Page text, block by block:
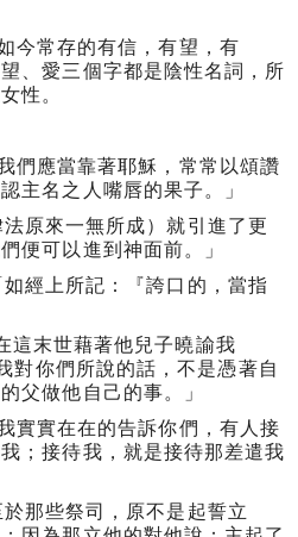
今常存的有信，有望，有
、愛三個字都是陰性名詞，所
性。
我們應當靠著耶穌，常常以頌讚
主名之人嘴唇的果子。」
法原來一無所成）就引進了更
便可以進到神面前。」
如經上所記：『誇口的，當指
這末世藉著他兒子曉諭我
我對你們所說的話，不是憑著自
父做他自己的事。」
我實實在在的告訴你們，有人接
；接待我，就是接待那差遣我
於那些祭司，原不是起誓立